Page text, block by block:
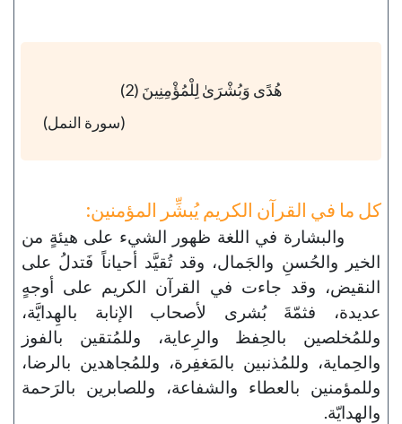
هُدًى وَبُشْرَىٰ لِلْمُؤْمِنِينَ (2)
(سورة النمل)
كل ما في القرآن الكريم يُبشِّر المؤمنين:
والبشارة في اللغة ظهور الشيء على هيئةٍ من
الخير والحُسنِ والجَمال، وقد تُقيَّد أحياناً فَتدلُ على
النقيض، وقد جاءت في القرآن الكريم على أوجهٍ
عديدة، فثمّةَ بُشرى لأصحاب الإنابة بالهِدايَّة،
وللمُخلصين بالحِفظ والرِعاية، وللمُتقين بالفوز
والحِماية، وللمُذنبين بالمَغفِرة، وللمُجاهدين بالرضا،
وللمؤمنين بالعطاء والشفاعة، وللصابرين بالرَحمة
والهِدايّة.